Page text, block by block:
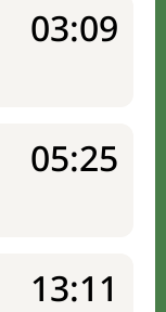
03:09
05:25
13:11